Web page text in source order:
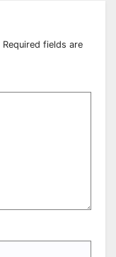
Required fields are